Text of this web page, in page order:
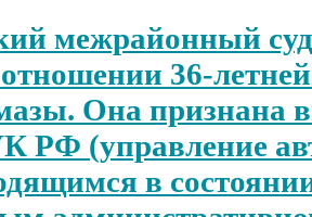
межрайонный
36-
Она признана
РФ (управление
в